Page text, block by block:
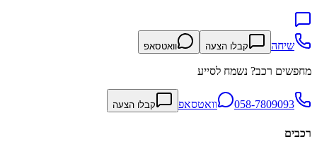
שיחה קבלו הצעה וואטסאפ
מחפשים רכב? נשמח לסייע
058-7809093 וואטסאפ קבלו הצעה
רכבים